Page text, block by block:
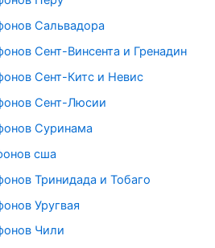
Сальвадора
Сент-Винсента и Гренадин
Сент-Китс и Невис
Сент-Люсии
Суринама
сша
Тринидада и Тобаго
Уругвая
Чили